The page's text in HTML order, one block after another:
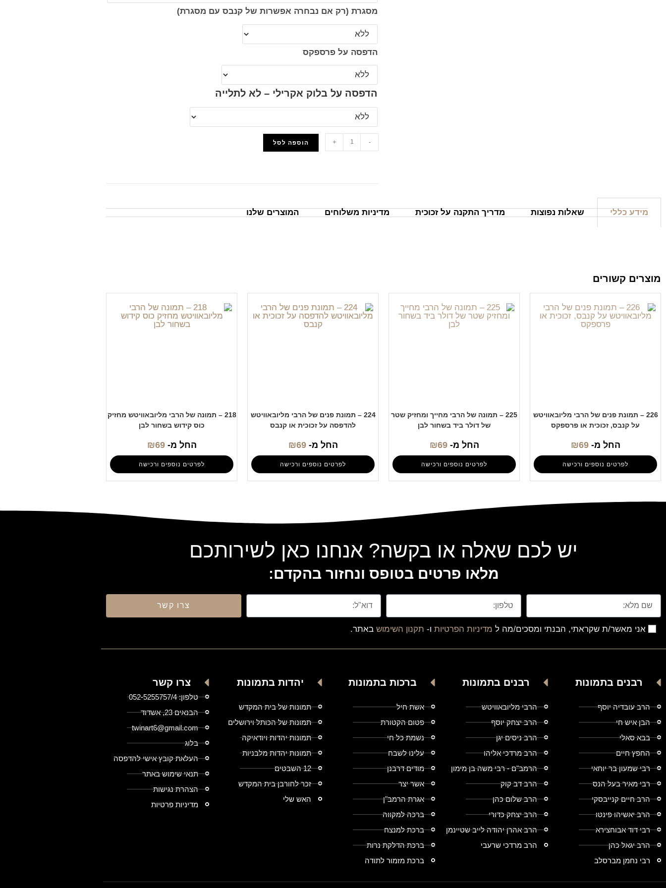
מסגרת (רק אם נבחרה אפשרות של קנבס עם מסגרת)
הדפסה על פרספקס
הדפסה על בלוק אקרילי – לא לתלייה
-
+ הוספה לסל
מידע כללי שאלות נפוצות מדריך התקנה על זכוכית מדיניות משלוחים המוצרים שלנו
מוצרים קשורים
226 – תמונת פנים של הרבי מליובאוויטש
על קנבס, זכוכית או פרספקס
החל מ- ₪69
לפרטים נוספים ורכישה
225 – תמונה של הרבי מחייך ומחזיק שטר
של דולר ביד בשחור לבן
החל מ- ₪69
לפרטים נוספים ורכישה
224 – תמונת פנים של הרבי מליובאוויטש
להדפסה על זכוכית או קנבס
החל מ- ₪69
לפרטים נוספים ורכישה
218 – תמונה של הרבי מליובאוויטש מחזיק
כוס קידוש בשחור לבן
החל מ- ₪69
לפרטים נוספים ורכישה
יש לכם שאלה או בקשה? אנחנו כאן לשירותכם
מלאו פרטים בטופס ונחזור בהקדם:
אני מאשר/ת שקראתי, הבנתי ומסכים/מה ל מדיניות הפרטיות ו- תקנון השימוש באתר.
צרו קשר
רבנים בתמונות
הרב עובדיה יוסף
הבן איש חי
בבא סאלי
החפץ חיים
רבי שמעון בר יוחאי
רבי מאיר בעל הנס
הרב חיים קנייבסקי
הרב יאשיהו פינטו
רבי דוד אבוחצירא
הרב יגאל כהן
רבי נחמן מברסלב
רבנים בתמונות
הרבי מליובאוויטש
הרב יצחק יוסף
הרב ניסים יגן
הרב מרדכי אליהו
הרמב"ם - רבי משה בן מימון
הרב דב קוק
הרב שלום כהן
הרב יצחק כדורי
הרב אהרן יהודה לייב שטיינמן
הרב מרדכי שרעבי
ברכות בתמונות
אשת חיל
פטום הקטורת
נשמת כל חי
עלינו לשבח
מודים דרבנן
אשר יצר
אגרת הרמב"ן
ברכה למקווה
ברכת למנצח
ברכת הדלקת נרות
ברכת מזמור לתודה
יהדות בתמונות
תמונות של בית המקדש
תמונות של הכותל וירושלים
תמונות יהדות ויודאיקה
תמונות יהדות מלבניות
12 השבטים
זכר לחורבן בית המקדש
האש שלי
צרו קשר
טלפון: 052-5255757/4
הבנאים 23, אשדוד
twinart6@gmail.com
בלוג
העלאת קובץ אישי להדפסה
תנאי שימוש באתר
הצהרת נגישות
מדיניות פרטיות